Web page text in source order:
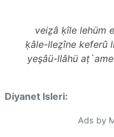
veiẕâ ḳîle lehüm
ḳâle-lleẕîne keferû
yeşâü-llâhü
Diyanet Isleri:
Ads by